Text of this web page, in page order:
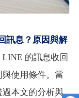
訊息？原因與解
LINE 的訊息收回
使用條件。當
本文的分析與